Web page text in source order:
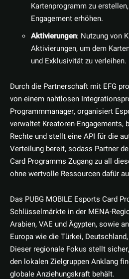
Kartenprogramm zu
Engagement erhöhen.
Aktivierungen: Nutzung von
Aktivierungen, um dem
und Exklusivität zu verleihen.
Durch die Partnerschaft mit EFG
von einem nahtlosen
Programmmanager, organisiert
verwaltet Kreatoren-Engagements,
Rechte und stellt eine API für die
Verteilung bereit, sodass Partner
Card Programms Zugang zu all
ohne wertvolle Ressourcen dafür
Das PUBG MOBILE Esports Card
Schlüsselmärkte in der MENA-
Arabien, VAE und Ägypten, sowie
Europa wie die Türkei,
Dieser regionale Fokus stellt
den lokalen Zielgruppen Anklang
globale Anziehungskraft behält.